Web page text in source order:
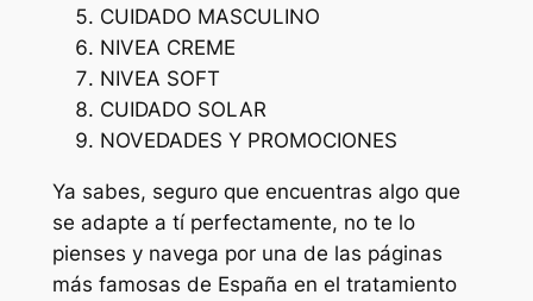
CUIDADO MASCULINO
NIVEA CREME
NIVEA SOFT
CUIDADO SOLAR
NOVEDADES Y PROMOCIONES
Ya sabes, seguro que encuentras algo que
se adapte a tí perfectamente, no te lo
pienses y navega por una de las páginas
más famosas de España en el tratamiento